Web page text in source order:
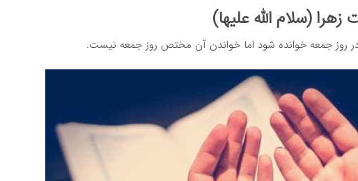
(سلام الله علیها)
روز جمعه خوانده شود اما خواندن آن مختص روز جمعه نیست.